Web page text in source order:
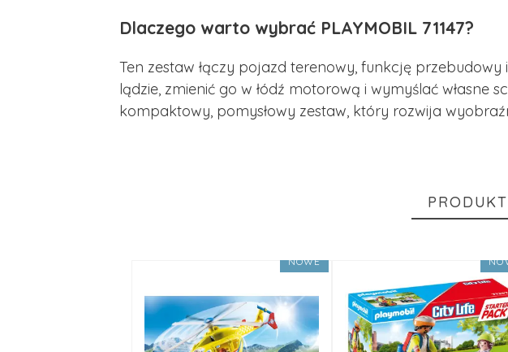
Dlaczego warto wybrać PLAYMOBIL 71147?
Ten zestaw łączy pojazd terenowy, funkcję
lądzie, zmienić go w łódź motorową i wymyślać własne
kompaktowy, pomysłowy zestaw, który rozwija
NOWE